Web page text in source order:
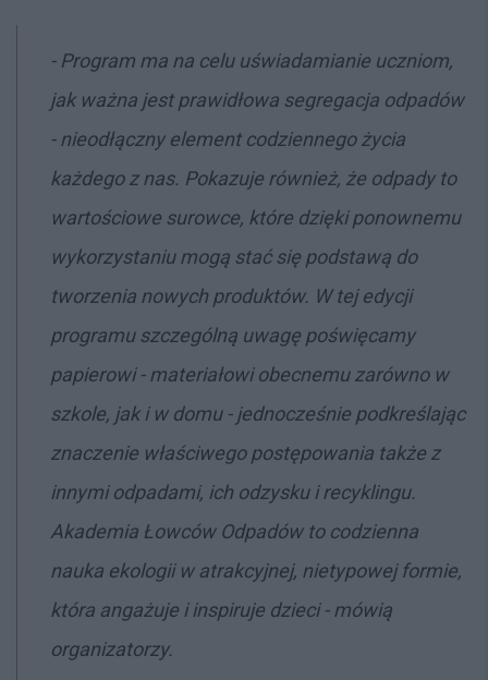
- Program ma na celu uświadamianie uczniom,
jak ważna jest prawidłowa segregacja odpadów
- nieodłączny element codziennego życia
każdego z nas. Pokazuje również, że odpady to
wartościowe surowce, które dzięki ponownemu
wykorzystaniu mogą stać się podstawą do
tworzenia nowych produktów. W tej edycji
programu szczególną uwagę poświęcamy
papierowi - materiałowi obecnemu zarówno w
szkole, jak i w domu - jednocześnie podkreślając
znaczenie właściwego postępowania także z
innymi odpadami, ich odzysku i recyklingu.
Akademia Łowców Odpadów to codzienna
nauka ekologii w atrakcyjnej, nietypowej formie,
która angażuje i inspiruje dzieci - mówią
organizatorzy.